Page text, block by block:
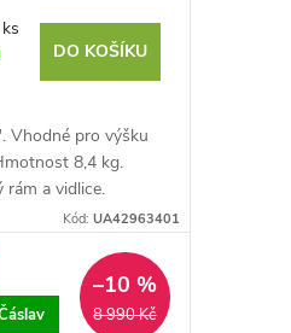
DO KOŠÍKU
Vhodné pro výšku
8,4 kg.
rám a vidlice.
průměru 22 mm.
Kód: UA42963401
8 990 Kč
–10 %